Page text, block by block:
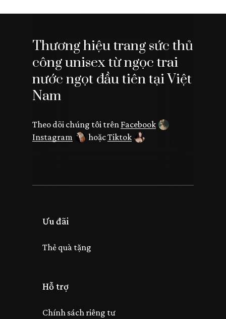
Thương hiệu trang sức thủ
công unisex từ ngọc trai
nước ngọt đầu tiên tại Việt
Nam
Theo dõi chúng tôi trên Facebook
Instagram
hoặcTiktok
Ưu đãi
Thẻ quà tặng
Hỗ trợ
Chính sách riêng tư